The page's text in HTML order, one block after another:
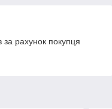
рахунок покупця